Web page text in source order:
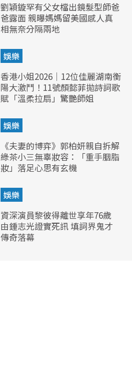
劉穎鏇罕有父女檔出鏡髮型師爸
爸露面 親曝媽媽留美國感人真
相無奈分隔兩地
娛樂
香港小姐2026｜12位佳麗湖南衡
陽大激鬥！11號顏懿菲拋詩詞歌
賦「溫柔拉扇」驚艷師姐
娛樂
《夫妻的博弈》郭柏妍親自拆解
綠茶小三無辜妝容：「重手胭脂
妝」落足心思有玄機
娛樂
資深演員黎彼得離世享年76歲
由鍾志光證實死訊 填詞界鬼才
傳奇落幕